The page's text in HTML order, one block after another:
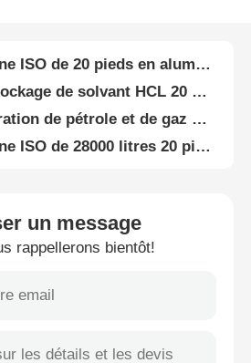
un message
rappellerons bientôt!